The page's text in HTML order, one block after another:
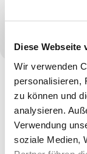
Diese Webseite
Wir verwenden
personalisieren,
zu können und
analysieren.
Verwendung
soziale Medien,
Leitung:
Rauh-